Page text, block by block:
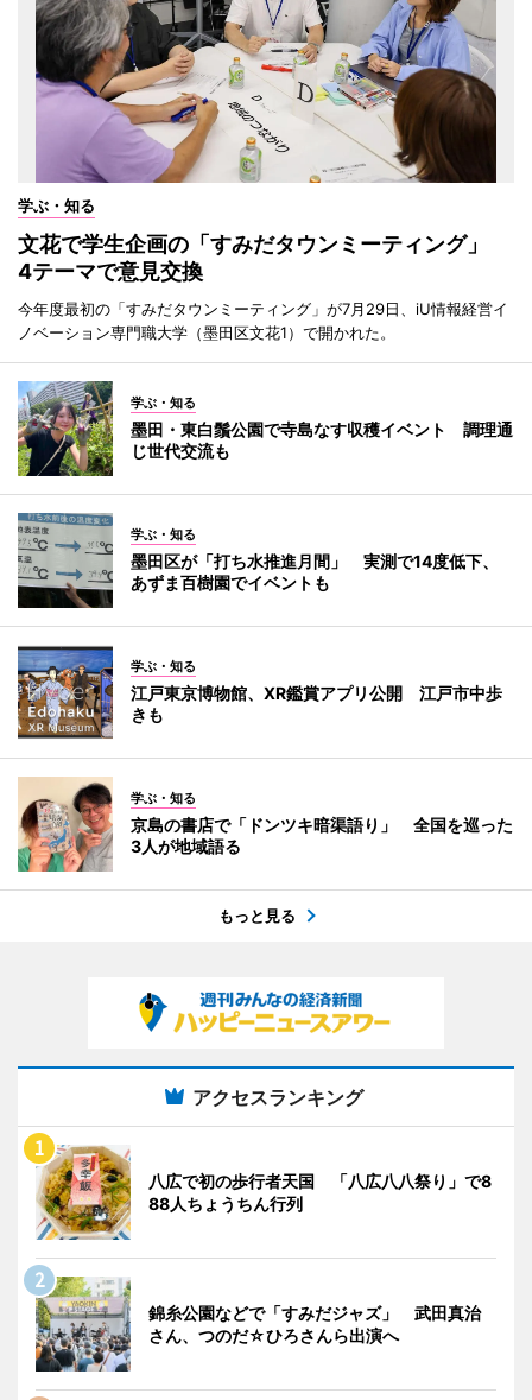
学ぶ・知る
文花で学生企画の「すみだタウンミーティング」
4テーマで意見交換
今年度最初の「すみだタウンミーティング」が7月29日、iU情報経営イ
ノベーション専門職大学（墨田区文花1）で開かれた。
学ぶ・知る
墨田・東白鬚公園で寺島なす収穫イベント 調理通
じ世代交流も
学ぶ・知る
墨田区が「打ち水推進月間」 実測で14度低下、
あずま百樹園でイベントも
学ぶ・知る
江戸東京博物館、XR鑑賞アプリ公開 江戸市中歩
きも
学ぶ・知る
京島の書店で「ドンツキ暗渠語り」 全国を巡った
3人が地域語る
もっと見る
アクセスランキング
八広で初の歩行者天国 「八広八八祭り」で8
88人ちょうちん行列
錦糸公園などで「すみだジャズ」 武田真治
さん、つのだ☆ひろさんら出演へ